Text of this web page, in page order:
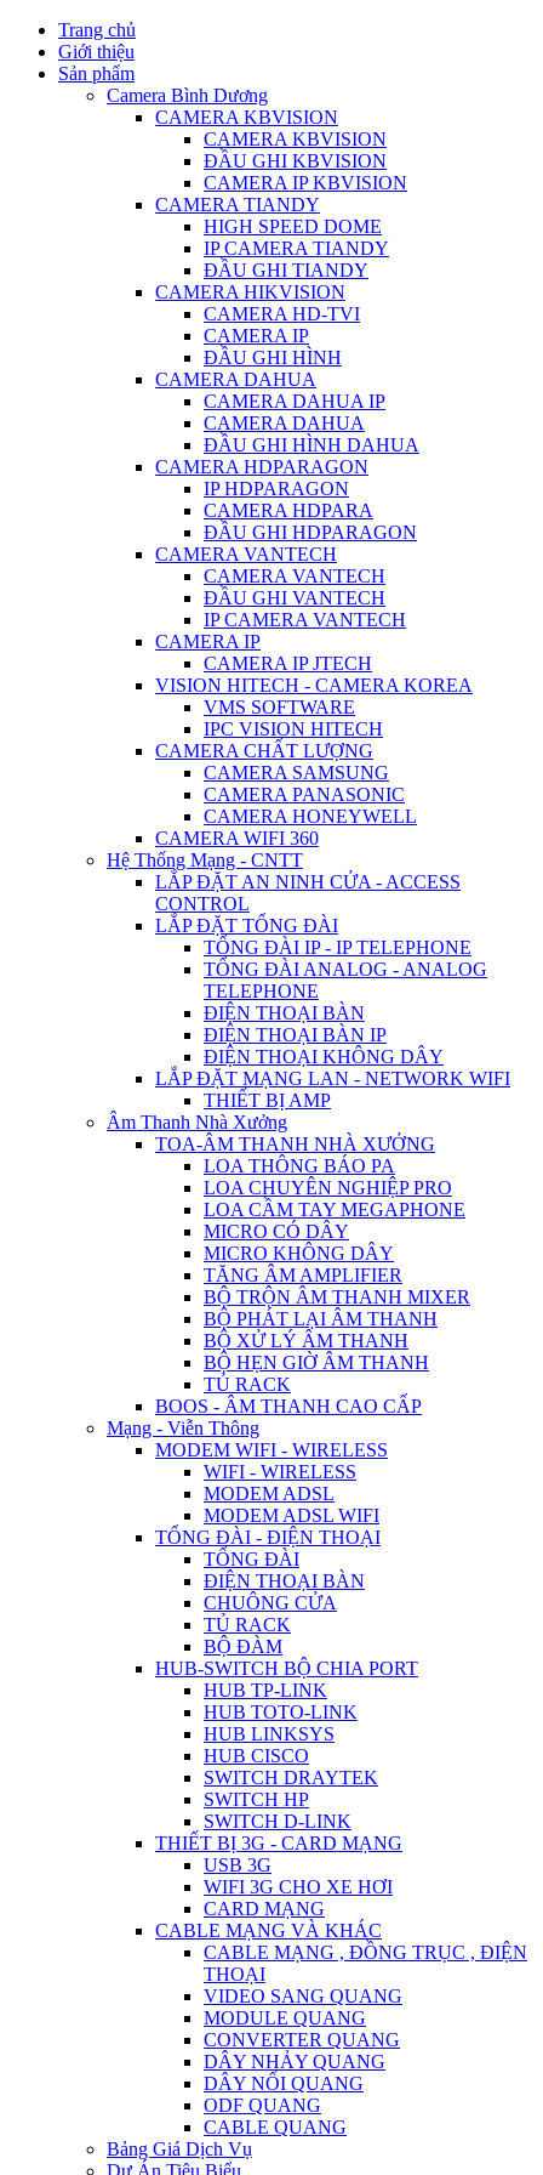
Trang chủ
Giới thiệu
Sản phẩm
Camera Bình Dương
CAMERA KBVISION
CAMERA KBVISION
ĐẦU GHI KBVISION
CAMERA IP KBVISION
CAMERA TIANDY
HIGH SPEED DOME
IP CAMERA TIANDY
ĐẦU GHI TIANDY
CAMERA HIKVISION
CAMERA HD-TVI
CAMERA IP
ĐẦU GHI HÌNH
CAMERA DAHUA
CAMERA DAHUA IP
CAMERA DAHUA
ĐẦU GHI HÌNH DAHUA
CAMERA HDPARAGON
IP HDPARAGON
CAMERA HDPARA
ĐẦU GHI HDPARAGON
CAMERA VANTECH
CAMERA VANTECH
ĐẦU GHI VANTECH
IP CAMERA VANTECH
CAMERA IP
CAMERA IP JTECH
VISION HITECH - CAMERA KOREA
VMS SOFTWARE
IPC VISION HITECH
CAMERA CHẤT LƯỢNG
CAMERA SAMSUNG
CAMERA PANASONIC
CAMERA HONEYWELL
CAMERA WIFI 360
Hệ Thống Mạng - CNTT
LẮP ĐẶT AN NINH CỬA - ACCESS
CONTROL
LẮP ĐẶT TỔNG ĐÀI
TỔNG ĐÀI IP - IP TELEPHONE
TỔNG ĐÀI ANALOG - ANALOG
TELEPHONE
ĐIỆN THOẠI BÀN
ĐIỆN THOẠI BÀN IP
ĐIỆN THOẠI KHÔNG DÂY
LẮP ĐẶT MẠNG LAN - NETWORK WIFI
THIẾT BỊ AMP
Âm Thanh Nhà Xưởng
TOA-ÂM THANH NHÀ XƯỞNG
LOA THÔNG BÁO PA
LOA CHUYÊN NGHIỆP PRO
LOA CẦM TAY MEGAPHONE
MICRO CÓ DÂY
MICRO KHÔNG DÂY
TĂNG ÂM AMPLIFIER
BỘ TRỘN ÂM THANH MIXER
BỘ PHÁT LẠI ÂM THANH
BỘ XỬ LÝ ÂM THANH
BỘ HẸN GIỜ ÂM THANH
TỦ RACK
BOOS - ÂM THANH CAO CẤP
Mạng - Viễn Thông
MODEM WIFI - WIRELESS
WIFI - WIRELESS
MODEM ADSL
MODEM ADSL WIFI
TỔNG ĐÀI - ĐIỆN THOẠI
TỔNG ĐÀI
ĐIỆN THOẠI BÀN
CHUÔNG CỬA
TỦ RACK
BỘ ĐÀM
HUB-SWITCH BỘ CHIA PORT
HUB TP-LINK
HUB TOTO-LINK
HUB LINKSYS
HUB CISCO
SWITCH DRAYTEK
SWITCH HP
SWITCH D-LINK
THIẾT BỊ 3G - CARD MẠNG
USB 3G
WIFI 3G CHO XE HƠI
CARD MẠNG
CABLE MẠNG VÀ KHÁC
CABLE MẠNG , ĐỒNG TRỤC , ĐIỆN
THOẠI
VIDEO SANG QUANG
MODULE QUANG
CONVERTER QUANG
DÂY NHẢY QUANG
DÂY NỐI QUANG
ODF QUANG
CABLE QUANG
Bảng Giá Dịch Vụ
Dự Án Tiêu Biểu